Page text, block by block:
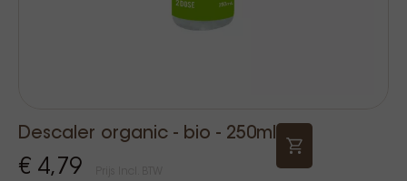
Descaler organic - bio - 250ml
€ 4,79